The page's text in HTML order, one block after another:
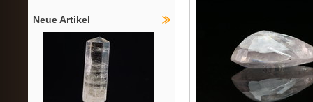
Neue Artikel